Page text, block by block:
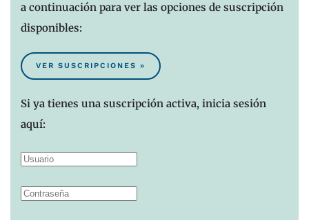
a continuación para ver las opciones de suscripción
disponibles:
VER SUSCRIPCIONES »
Si ya tienes una suscripción activa, inicia sesión
aquí: